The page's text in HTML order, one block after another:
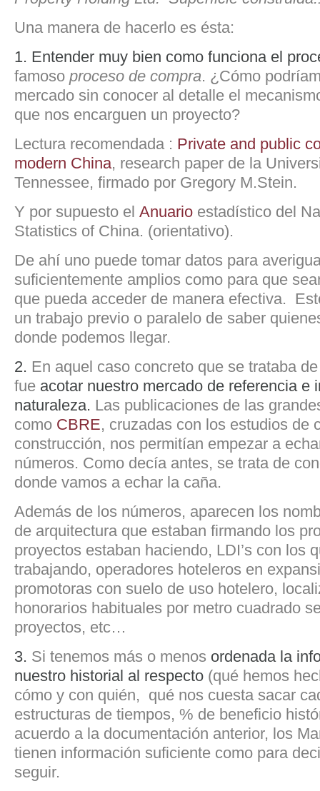
Una manera de hacerlo es ésta:
1. Entender muy bien como funciona el
famoso proceso de compra. ¿Cómo
mercado sin conocer al detalle el
que nos encarguen un proyecto?
Lectura recomendada : Private and public
modern China, research paper de la
Tennessee, firmado por Gregory M.Stein.
Y por supuesto el Anuario estadístico del
Statistics of China. (orientativo).
De ahí uno puede tomar datos para
suficientemente amplios como para que
que pueda acceder de manera efectiva.
un trabajo previo o paralelo de saber
donde podemos llegar.
2. En aquel caso concreto que se trataba
fue acotar nuestro mercado de referencia e
naturaleza. Las publicaciones de las
como CBRE, cruzadas con los estudios de
construcción, nos permitían empezar a
números. Como decía antes, se trata de
donde vamos a echar la caña.
Además de los números, aparecen los
de arquitectura que estaban firmando los
proyectos estaban haciendo, LDI’s con los
trabajando, operadores hoteleros en
promotoras con suelo de uso hotelero,
honorarios habituales por metro cuadrado
proyectos, etc…
3. Si tenemos más o menos ordenada la
nuestro historial al respecto (qué hemos
cómo y con quién, qué nos cuesta sacar
estructuras de tiempos, % de beneficio
acuerdo a la documentación anterior, los
tienen información suficiente como para
seguir.